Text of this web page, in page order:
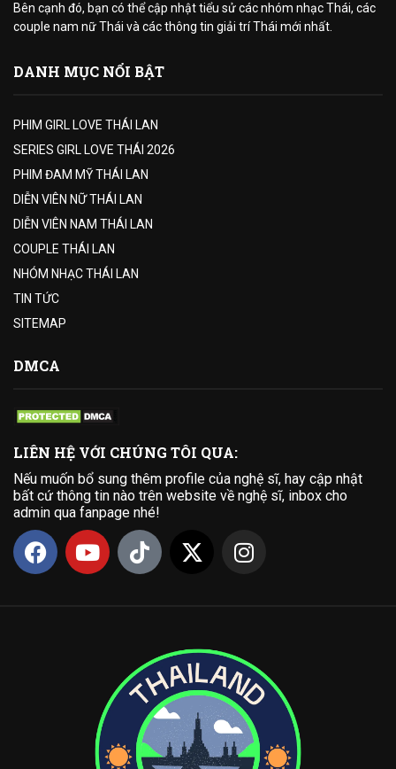
Bên cạnh đó, bạn có thể cập nhật tiểu sử các nhóm nhạc Thái, các
couple nam nữ Thái và các thông tin giải trí Thái mới nhất.
DANH MỤC NỔI BẬT
PHIM GIRL LOVE THÁI LAN
SERIES GIRL LOVE THÁI 2026
PHIM ĐAM MỸ THÁI LAN
DIỄN VIÊN NỮ THÁI LAN
DIỄN VIÊN NAM THÁI LAN
COUPLE THÁI LAN
NHÓM NHẠC THÁI LAN
TIN TỨC
SITEMAP
DMCA
LIÊN HỆ VỚI CHÚNG TÔI QUA:
Nếu muốn bổ sung thêm profile của nghệ sĩ, hay cập nhật
bất cứ thông tin nào trên website về nghệ sĩ, inbox cho
admin qua fanpage nhé!